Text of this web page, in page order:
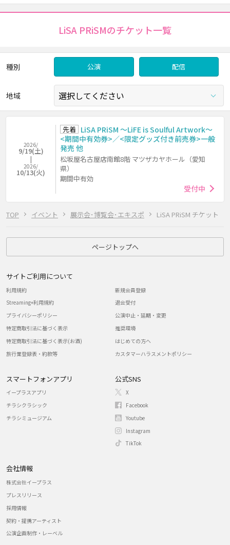
TOP イベント 展示会･博覧会･エキスポ LiSA PRiSM チケット
LiSA PRiSMのチケット一覧
種別 公演 配信
地域
2026/
9/19(土)
2026/
10/13(火)
先着 LiSA PRiSM ～LiFE is Soulful Artwork～
<期間中有効券>／<限定グッズ付き前売券>一般
発売 他
松坂屋名古屋店南館8階 マツザカヤホール（愛知
県）
期間中有効
受付中
ページトップへ
サイトご利用について
利用規約
Streaming+利用規約
プライバシーポリシー
特定商取引法に基づく表示
特定商取引法に基づく表示(お酒)
旅行業登録表・約款等
新規会員登録
退会受付
公演中止・延期・変更
推奨環境
はじめての方へ
カスタマーハラスメントポリシー
スマートフォンアプリ
イープラスアプリ
チラシクラシック
チラシミュージアム
公式SNS
X
Facebook
Youtube
Instagram
TikTok
会社情報
株式会社イープラス
プレスリリース
採用情報
契約・提携アーティスト
公演企画制作・レーベル